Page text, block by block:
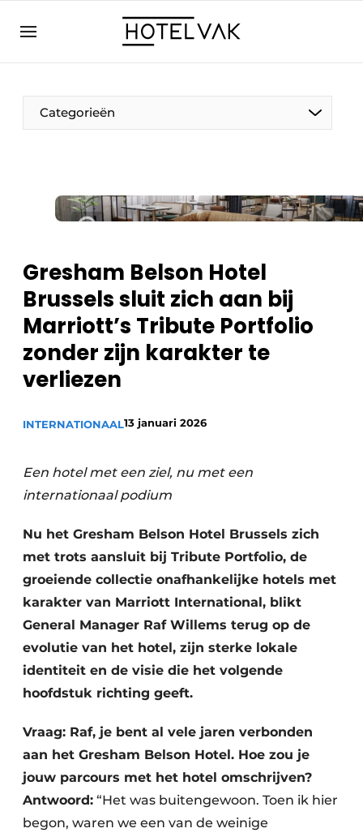
EN
BE
EN
FR
Categorieën
Hoteltech
Personeel & Opleiding
Wellness & Comfort
Gresham Belson Hotel
Brussels sluit zich aan bij
Marriott’s Tribute Portfolio
zonder zijn karakter te
verliezen
INTERNATIONAAL13 januari 2026
Een hotel met een ziel, nu met een
internationaal podium
Nu het Gresham Belson Hotel Brussels zich
met trots aansluit bij Tribute Portfolio, de
groeiende collectie onafhankelijke hotels met
karakter van Marriott International, blikt
General Manager Raf Willems terug op de
evolutie van het hotel, zijn sterke lokale
identiteit en de visie die het volgende
hoofdstuk richting geeft.
Vraag: Raf, je bent al vele jaren verbonden
aan het Gresham Belson Hotel. Hoe zou je
jouw parcours met het hotel omschrijven?
Antwoord: “Het was buitengewoon. Toen ik hier
begon, waren we een van de weinige